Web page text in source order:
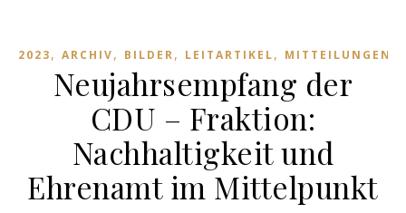
2023, ARCHIV, BILDER, LEITARTIKEL, MITTEILUNGEN
Neujahrsempfang der
CDU – Fraktion:
Nachhaltigkeit und
Ehrenamt im Mittelpunkt